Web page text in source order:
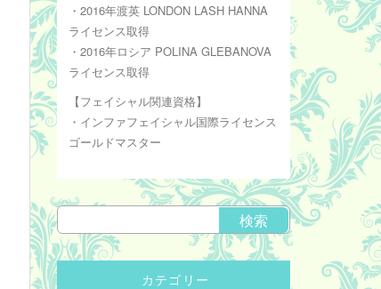
・2016年渡英 LONDON LASH HANNA
ライセンス取得
・2016年ロシア POLINA GLEBANOVA
ライセンス取得
【フェイシャル関連資格】
・インファフェイシャル国際ライセンス
ゴールドマスター
カテゴリー